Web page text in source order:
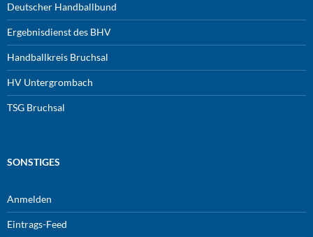
Deutscher Handballbund
Ergebnisdienst des BHV
Handballkreis Bruchsal
HV Untergrombach
TSG Bruchsal
SONSTIGES
Anmelden
Eintrags-Feed